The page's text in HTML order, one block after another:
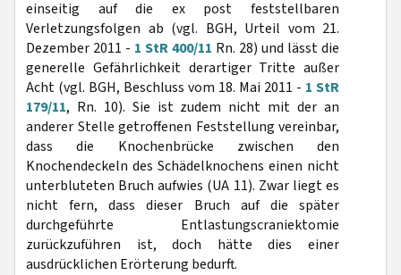
einseitig auf die ex post feststellbaren
Verletzungsfolgen ab (vgl. BGH, Urteil vom 21.
Dezember 2011 - 1 StR 400/11 Rn. 28) und lässt die
generelle Gefährlichkeit derartiger Tritte außer
Acht (vgl. BGH, Beschluss vom 18. Mai 2011 - 1 StR
179/11, Rn. 10). Sie ist zudem nicht mit der an
anderer Stelle getroffenen Feststellung vereinbar,
dass die Knochenbrücke zwischen den
Knochendeckeln des Schädelknochens einen nicht
unterbluteten Bruch aufwies (UA 11). Zwar liegt es
nicht fern, dass dieser Bruch auf die später
durchgeführte Entlastungscraniektomie
zurückzuführen ist, doch hätte dies einer
ausdrücklichen Erörterung bedurft.